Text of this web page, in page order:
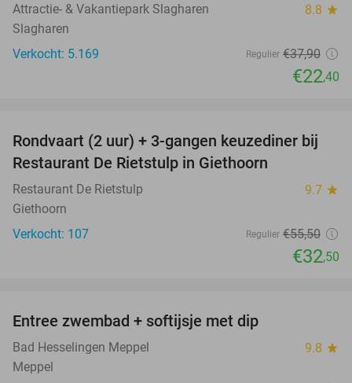
Attractie- & Vakantiepark Slagharen 8.8 star
Slagharen
Verkocht: 5.169
Regulier €37,90
€22,40
41%
Rondvaart (2 uur) + 3-gangen keuzediner bij
Restaurant De Rietstulp in Giethoorn
Restaurant De Rietstulp 9.7 star
Giethoorn
Verkocht: 107
Regulier €55,50
€32,50
Entree zwembad + softijsje met dip
Bad Hesselingen Meppel 9.8 star
Meppel